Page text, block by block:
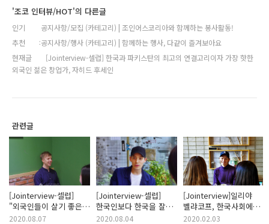
'조코 인터뷰/HOT'의 다른글
인기
공지사항/모집 (카테고리) | 조인어스코리아와 함께하는 봉사활동!
추천
공지사항/행사 (카테고리) | 함께하는 행사, 다같이 즐겨보아요
현재글
[Jointerview-셀럽] 한국과 파키스탄의 최고의 연결고리이자 가장 핫한
외국인 젊은 창업가, 자히드 후세인
관련글
[Jointerview-셀럽]
"외국인들이 살기 좋은
한국 사회를 만들고자
2020.08.07
[Jointerview-셀럽]
한국인보다 한국을 잘
아는, 더욱 사랑하는
2020.08.04
[Jointerview]일리야
벨랴코프, 한국사회에
대한 솔직한 심정
2020.02.03